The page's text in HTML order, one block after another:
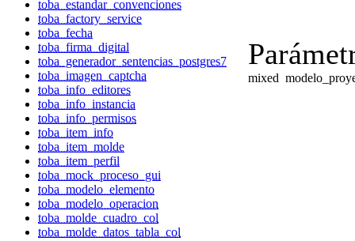
toba_estandar_convenciones
toba_factory_service
toba_fecha
toba_firma_digital
toba_generador_sentencias_postgres7
toba_imagen_captcha
toba_info_editores
toba_info_instancia
toba_info_permisos
toba_item_info
toba_item_molde
toba_item_perfil
toba_mock_proceso_gui
toba_modelo_elemento
toba_modelo_operacion
toba_molde_cuadro_col
toba_molde_datos_tabla_col
mixed